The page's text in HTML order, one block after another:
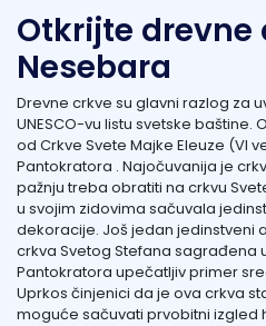
Otkrijte drevne
Nesebara
Drevne crkve su glavni razlog za
UNESCO-vu listu svetske baštine.
od Crkve Svete Majke Eleuze (VI
Pantokratora . Najočuvanija je
pažnju treba obratiti na crkvu
u svojim zidovima sačuvala
dekoracije. Još jedan jedinstveni
crkva Svetog Stefana sagrađena
Pantokratora upečatljiv primer
Uprkos činjenici da je ova crkva
moguće sačuvati prvobitni izgled